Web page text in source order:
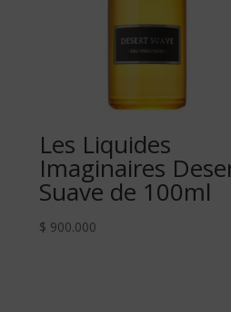
Les Liquides
Imaginaires
Suave de 100ml
$ 900.000